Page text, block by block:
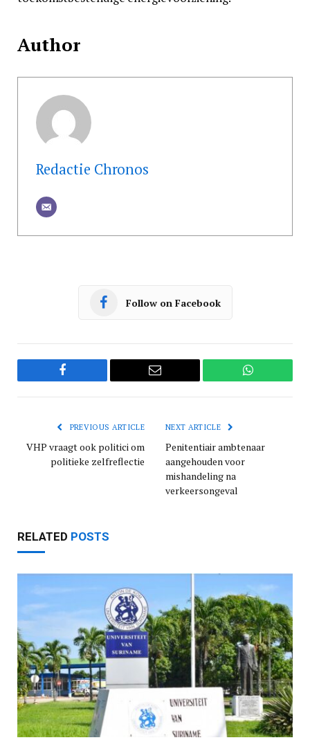
Author
Redactie Chronos
Follow on Facebook
Facebook Email WhatsApp
PREVIOUS ARTICLE
VHP vraagt ook politici om
politieke zelfreflectie
NEXT ARTICLE
Penitentiair ambtenaar
aangehouden voor
mishandeling na
verkeersongeval
RELATED POSTS